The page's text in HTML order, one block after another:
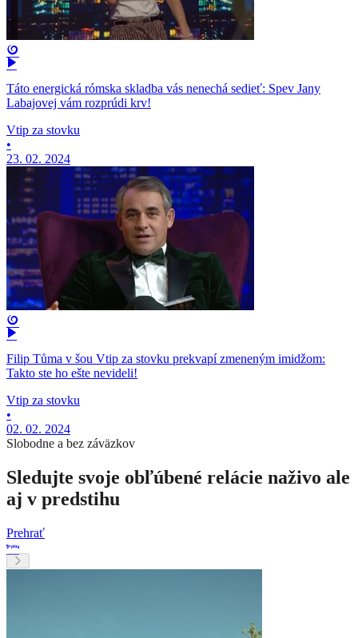
Táto energická rómska skladba vás nenechá sedieť: Spev Jany
Labajovej vám rozprúdi krv!
Vtip za stovku
•
23. 02. 2024
Filip Tůma v šou Vtip za stovku prekvapí zmeneným imidžom:
Takto ste ho ešte nevideli!
Vtip za stovku
•
02. 02. 2024
Slobodne a bez záväzkov
Sledujte svoje obľúbené relácie naživo ale
aj v predstihu
Prehrať